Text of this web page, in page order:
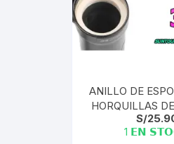
ANILLO DE
HORQUILLAS
RING | 35MM (2
+ 1
S/
1 𝗘𝗡